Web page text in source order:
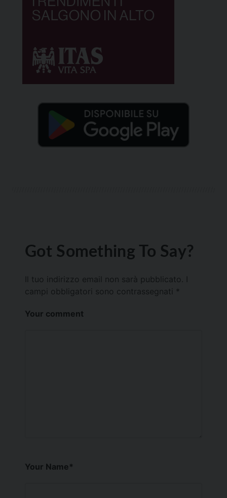
Got Something To Say?
Il tuo indirizzo email non sarà pubblicato.
campi obbligatori sono contrassegnati *
Your comment
Your Name*